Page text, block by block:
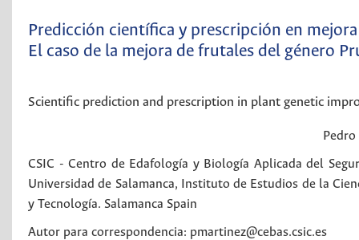
Predicción científica y prescripción en
El caso de la mejora de frutales del género
Scientific prediction and prescription in plant genetic
Pedro
CSIC - Centro de Edafología y Biología Aplicada del
Universidad de Salamanca, Instituto de Estudios de la
y Tecnología. Salamanca Spain
Autor para correspondencia: pmartinez@cebas.csic.es